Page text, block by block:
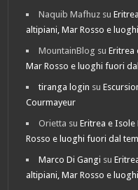
Naquib Mafhuz su
altipiani, Mar Rosso e
MountainBlog suEritrea
Mar Rosso e luoghi fuori
tiranga login su
Courmayeur
Orietta suEritrea e
Rosso e luoghi fuori dal
Marco Di Gangi su
altipiani, Mar Rosso e